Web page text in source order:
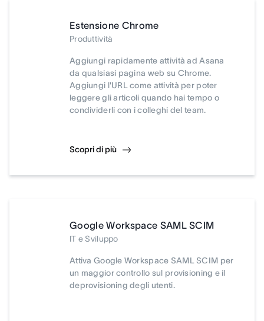
Estensione Chrome
Produttività
Aggiungi rapidamente attività ad Asana
da qualsiasi pagina web su Chrome.
Aggiungi l'URL come attività per poter
leggere gli articoli quando hai tempo o
condividerli con i colleghi del team.
Scopri di più
Google Workspace SAML SCIM
IT e Sviluppo
Attiva Google Workspace SAML SCIM per
un maggior controllo sul provisioning e il
deprovisioning degli utenti.